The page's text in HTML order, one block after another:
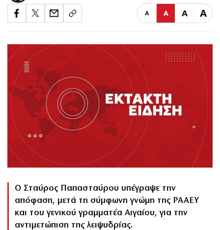
Α Α Α Α
Ο Σταύρος Παπασταύρου υπέγραψε την
απόφαση, μετά τη σύμφωνη γνώμη της ΡΑΑΕΥ
και του γενικού γραμματέα Αιγαίου, για την
αντιμετώπιση της λειψυδρίας.